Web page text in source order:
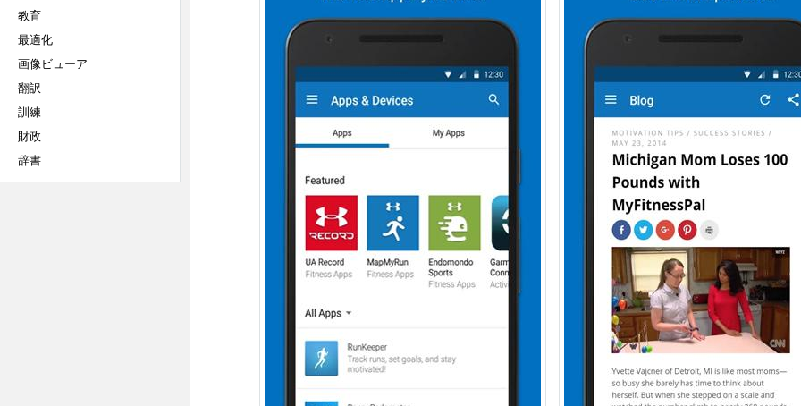
教育
最適化
画像ビューア
翻訳
訓練
財政
辞書